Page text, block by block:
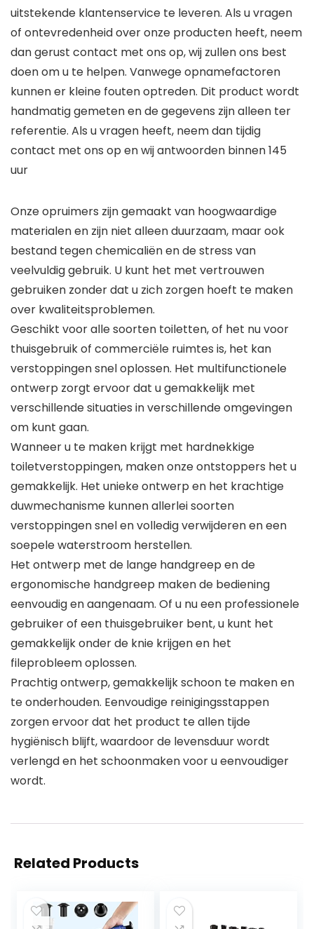
uitstekende klantenservice te leveren. Als u vragen
of ontevredenheid over onze producten heeft, neem
dan gerust contact met ons op, wij zullen ons best
doen om u te helpen. Vanwege opnamefactoren
kunnen er kleine fouten optreden. Dit product wordt
handmatig gemeten en de gegevens zijn alleen ter
referentie. Als u vragen heeft, neem dan tijdig
contact met ons op en wij antwoorden binnen 145
uur
Onze opruimers zijn gemaakt van hoogwaardige
materialen en zijn niet alleen duurzaam, maar ook
bestand tegen chemicaliën en de stress van
veelvuldig gebruik. U kunt het met vertrouwen
gebruiken zonder dat u zich zorgen hoeft te maken
over kwaliteitsproblemen.
Geschikt voor alle soorten toiletten, of het nu voor
thuisgebruik of commerciële ruimtes is, het kan
verstoppingen snel oplossen. Het multifunctionele
ontwerp zorgt ervoor dat u gemakkelijk met
verschillende situaties in verschillende omgevingen
om kunt gaan.
Wanneer u te maken krijgt met hardnekkige
toiletverstoppingen, maken onze ontstoppers het u
gemakkelijk. Het unieke ontwerp en het krachtige
duwmechanisme kunnen allerlei soorten
verstoppingen snel en volledig verwijderen en een
soepele waterstroom herstellen.
Het ontwerp met de lange handgreep en de
ergonomische handgreep maken de bediening
eenvoudig en aangenaam. Of u nu een professionele
gebruiker of een thuisgebruiker bent, u kunt het
gemakkelijk onder de knie krijgen en het
fileprobleem oplossen.
Prachtig ontwerp, gemakkelijk schoon te maken en
te onderhouden. Eenvoudige reinigingsstappen
zorgen ervoor dat het product te allen tijde
hygiënisch blijft, waardoor de levensduur wordt
verlengd en het schoonmaken voor u eenvoudiger
wordt.
Related Products